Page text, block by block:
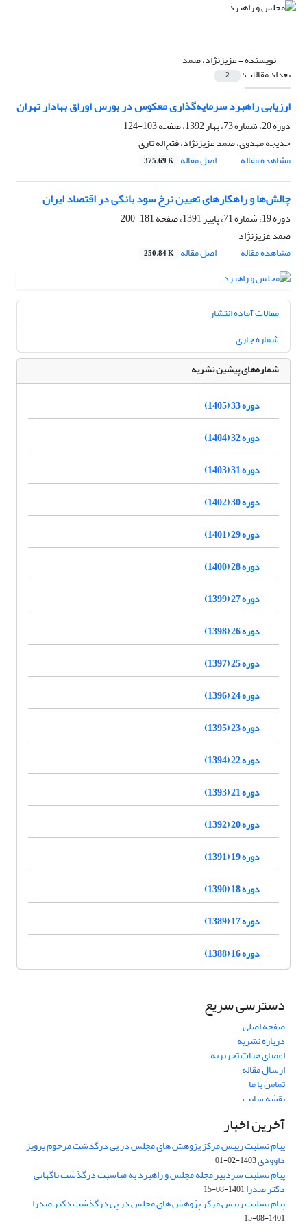
نویسنده =عزیزنژاد، صمد
تعداد مقالات: 2
ارزیابی راهبرد سرمایه‌گذاری معکوس در بورس اوراق بهادار تهران
دوره 20، شماره 73، بهار 1392، صفحه
103-124
خدیجه مهدوی، صمد عزیزنژاد، فتح‌اله تاری
مشاهده مقاله
اصل مقاله 375.69 K
چالش‌ها و راهکارهای تعیین نرخ سود بانکی در اقتصاد ایران
دوره 19، شماره 71، پاییز 1391، صفحه
181-200
صمد عزیزنژاد
مشاهده مقاله
اصل مقاله 250.84 K
مقالات آماده انتشار
شماره جاری
شماره‌های پیشین نشریه
دوره 33 (1405)
دوره 32 (1404)
دوره 31 (1403)
دوره 30 (1402)
دوره 29 (1401)
دوره 28 (1400)
دوره 27 (1399)
دوره 26 (1398)
دوره 25 (1397)
دوره 24 (1396)
دوره 23 (1395)
دوره 22 (1394)
دوره 21 (1393)
دوره 20 (1392)
دوره 19 (1391)
دوره 18 (1390)
دوره 17 (1389)
دوره 16 (1388)
دسترسی سریع
صفحه اصلی
درباره نشریه
اعضای هیات تحریریه
ارسال مقاله
تماس با ما
نقشه سایت
آخرین اخبار
پیام تسلیت رییس مرکز پژوهش های مجلس در پی درگذشت مرحوم پرویز
داوودی1403-02-01
پیام تسلیت سردبیر مجله مجلس و راهبرد به مناسبت درگذشت ناگهانی
دکتر صدرا1401-08-15
پیام تسلیت رییس مرکز پژوهش های مجلس در پی درگذشت دکتر صدرا
1401-08-15